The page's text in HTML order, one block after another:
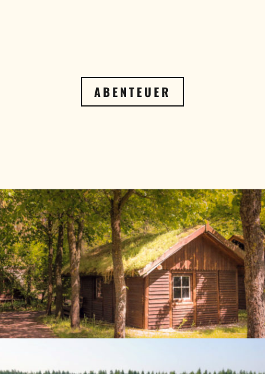
ABENTEUER